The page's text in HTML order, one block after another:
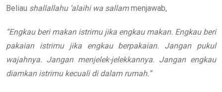
Beliau shallallahu ‘alaihi wa sallammenjawab,
“Engkau beri makan istrimu jika engkau makan. Engkau beri
pakaian istrimu jika engkau berpakaian. Jangan pukul
wajahnya. Jangan menjelek-jelekkannya. Jangan engkau
diamkan istrimu kecuali di dalam rumah.”